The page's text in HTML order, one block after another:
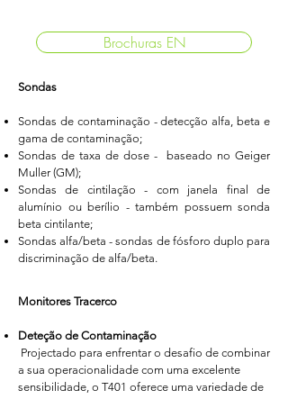
Brochuras EN
Sondas
Sondas de contaminação - detecção alfa, beta e
gama de contaminação;
Sondas de taxa de dose - baseado no Geiger
Muller (GM);
Sondas de cintilação - com janela final de
alumínio ou berílio - também possuem sonda
beta cintilante;
Sondas alfa/beta - sondas de fósforo duplo para
discriminação de alfa/beta.
Monitores Tracerco
Deteção de Contaminação
​ Projectado para enfrentar o desafio de combinar
a sua operacionalidade com uma excelente
sensibilidade, o T401 oferece uma variedade de